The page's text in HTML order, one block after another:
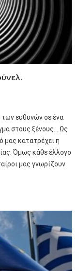
ευθυνών σε ένα
στους ξένους… Ως
μας κατατρέχει η
Όμως κάθε έλλογο
μας γνωρίζουν